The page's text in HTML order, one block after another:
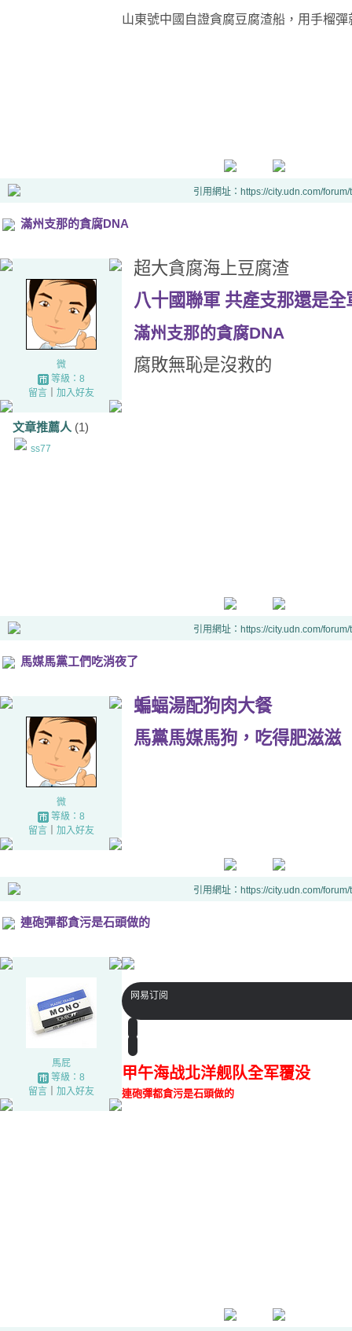
山東號中國自證貪腐豆腐渣船，用手榴彈
引用網址：https://city.udn.com/
滿州支那的貪腐DNA
微
等級：8
留言｜ 加入好友
文章推薦人 (1)
ss77
超大貪腐海上豆腐渣
八十國聯軍 共產支那還是全
滿州支那的貪腐DNA
腐敗無恥是沒救的
引用網址：https://city.udn.com/
馬媒馬黨工們吃消夜了
微
等級：8
留言｜ 加入好友
蝙蝠湯配狗肉大餐
馬黨馬媒馬狗，吃得肥滋滋
引用網址：https://city.udn.com/
連砲彈都貪污是石頭做的
馬屁
等級：8
留言｜ 加入好友
网易订阅
甲午海战北洋舰队全军覆没
連砲彈都貪污是石頭做的